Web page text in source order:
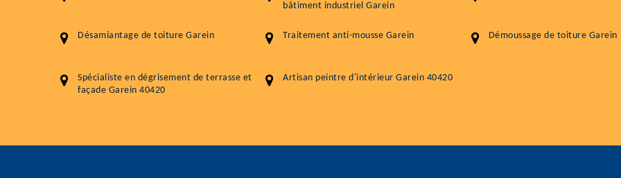
bâtiment industriel Garein
Désamiantage de toiture Garein Traitement anti-mousse Garein Démoussage de toiture Garein
Spécialiste en dégrisement de terrasse et
façade Garein 40420
Artisan peintre d'intérieur Garein 40420